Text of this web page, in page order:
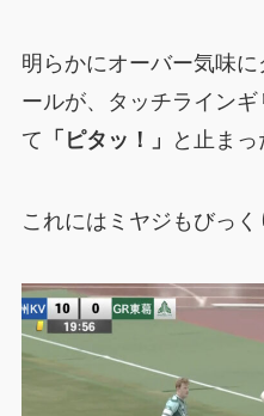
明らかにオーバー気味
ールが、タッチライン
て 「ピタッ！」 と止まっ
これにはミヤジもびっく